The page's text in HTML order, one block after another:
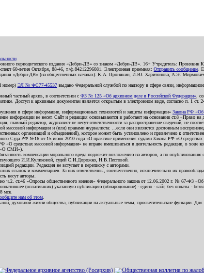
периодического издания «Дебри-ДВ» со знаком «Дебри-ДВ». 16+ Учредитель:
60-летия Октября, 88-46, т./ф.84212296081. Электронная приемная: Отправить сообщение .
издания «Дебри-ДВ» (на общественных началах): К.А. Пронякин, И.Ю. Харитонова,
номер) ЭЛ № ФС77-45537 выдано Федеральной службой по надзору в сфере связи,
частный архив, в соответствии с ФЗ № 125 «Об архивном деле в Российской Федерации» ,
Доступ к архивным документам является открытым в электронном виде, согласно п. 1
в сфере информации, информационных технологий и защиты информации» Закона РФ «Об
информации не несет. Сайт и редакция основываются и работают на основании ст.8 «Право
редактор, журналист не несут ответственности за распространение сведений, не
массовой информации и (или) правами журналиста: ...если они являются дословным
организаций и объединений), которое может быть установлено и привлечено к
Суда РФ №16 от 15 июня 2010 года «О практике применения судами Закона РФ «О
«О средствах массовой информации» не вправе вмешиваться в деятельность редакции, в ходе
«О СМИ»).
компенсации морального вреда подлежит возложению на авторов, а по
И.И.Куликовой, судей С.И.Дорожко, Н.В.Пестовой.
редакции. Редакция не вступает в переписку с авторами.
ссылок и комментариев. За них ответственны, соответственно, исключительно их
несут авторы.
ч.2. ст.46 «Опросы общественного мнения» Федерального закона от 12.06.2002 г. № 67-ФЗ
(оплативших) указанную публикацию (обнародование) - едино - сайт, без оплаты -
мск.
нам об этом
духовной жизни общества, публикации на актуальные темы, просветительские функции.